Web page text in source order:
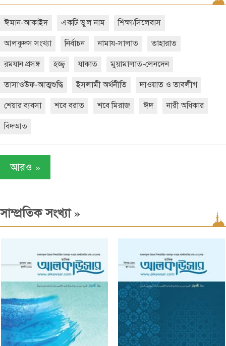
ঈমান-আকাইদ একটি ভুল নাম শিক্ষা/সিলেবাস
আলকুদস সংখ্যা নির্বাচন নামায-সালাত তাহারাত
রমযান প্রসঙ্গ হজ্জ্ব যাকাত মুয়ামালাত-লেনদেন
তাসাওউফ-আত্মশুদ্ধি ইসলামী অর্থনীতি দাওয়াত ও তাবলীগ
শেয়ার ব্যবসা শবে বরাত শবে মিরাজ ঈদ নারী অধিকার
বিদআত
আরও »
সাম্প্রতিক সংখ্যা»